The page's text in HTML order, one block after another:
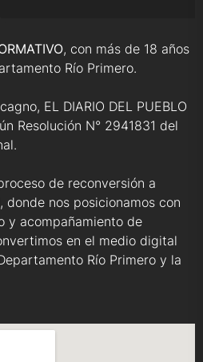
, con más de 18 años
Río Primero.
EL DIARIO DEL PUEBLO
Resolución N° 2941831 del
de reconversión a
nos posicionamos con
y acompañamiento de
en el medio digital
Río Primero y la